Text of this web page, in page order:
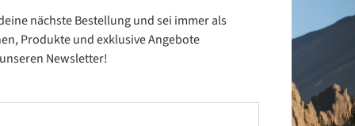
nächste Bestellung und sei immer als
Produkte und exklusive Angebote
Newsletter!